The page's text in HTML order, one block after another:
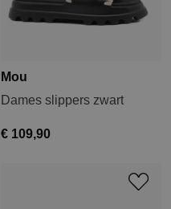
Mou
Dames slippers zwart
€ 109,90